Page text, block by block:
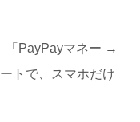
「PayPayマネー →
トで、スマホだけ